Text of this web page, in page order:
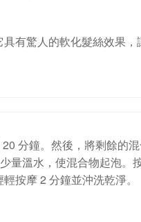
有驚人的軟化髮絲效果，
分鐘。然後，將剩餘的
量溫水，使混合物起泡。
按摩 2 分鐘並沖洗乾淨。